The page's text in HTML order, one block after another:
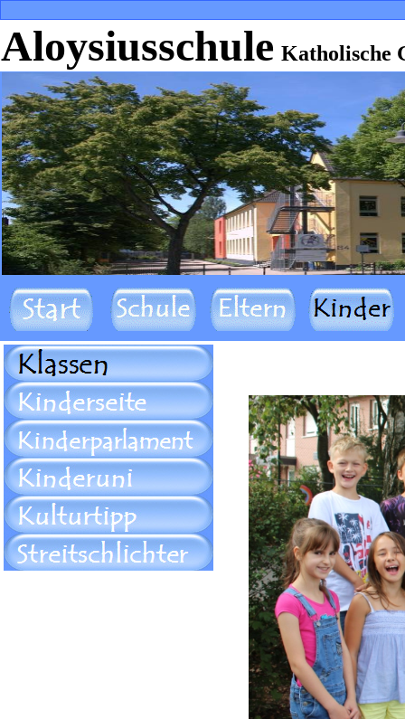
Aloysiusschule Katholische